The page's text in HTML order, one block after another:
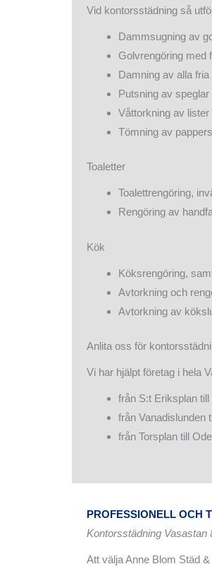
Vid kontorsstädning så
Dammsugning av
Golvrengöring med
Damning av alla fria
Putsning av speglar
Våttorkning av
Tömning av
Toaletter
Toalettrengöring,
Rengöring av
Kök
Köksrengöring,
Avtorkning och
Avtorkning av
Anlita oss för
Vi har hjälpt företag i hela
från S:t Eriksplan
från Vanadislunden
från Torsplan till
PROFESSIONELL OCH
Kontorsstädning Vasastan
Att välja Anne Blom Städ